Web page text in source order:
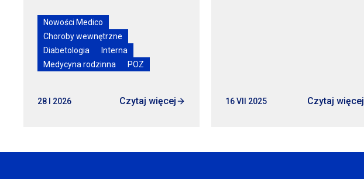
Nowości Medico
Choroby wewnętrzne
Diabetologia
Interna
Medycyna rodzinna
POZ
28 I 2026 Czytaj więcej 16 VII 2025 Czytaj więcej